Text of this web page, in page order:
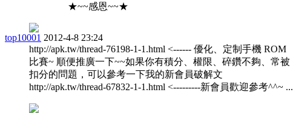
★~~感恩~~★
top10001 2012-4-8 23:24
http://apk.tw/thread-76198-1-1.html <------ 優化、定制手機 ROM
比賽~ 順便推廣一下~~如果你有積分、權限、碎鑽不夠、常被
扣分的問題，可以參考一下我的新會員破解文
http://apk.tw/thread-67832-1-1.html <---------新會員歡迎參考^^~ ...